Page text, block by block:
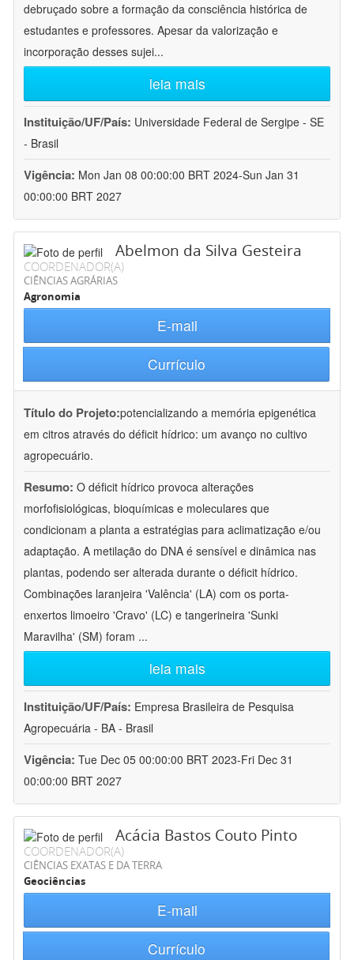
debruçado sobre a formação da consciência histórica de
estudantes e professores. Apesar da valorização e
incorporação desses sujei...
leia mais
Instituição/UF/País: Universidade Federal de Sergipe - SE
- Brasil
Vigência: Mon Jan 08 00:00:00 BRT 2024-Sun Jan 31
00:00:00 BRT 2027
Abelmon da Silva Gesteira
COORDENADOR(A)
CIÊNCIAS AGRÁRIAS
Agronomia
E-mail
Currículo
Título do Projeto:potencializando a memória epigenética
em citros através do déficit hídrico: um avanço no cultivo
agropecuário.
Resumo: O déficit hídrico provoca alterações
morfofisiológicas, bioquímicas e moleculares que
condicionam a planta a estratégias para aclimatização e/ou
adaptação. A metilação do DNA é sensível e dinâmica nas
plantas, podendo ser alterada durante o déficit hídrico.
Combinações laranjeira 'Valência' (LA) com os porta-
enxertos limoeiro 'Cravo' (LC) e tangerineira 'Sunki
Maravilha' (SM) foram ...
leia mais
Instituição/UF/País: Empresa Brasileira de Pesquisa
Agropecuária - BA - Brasil
Vigência: Tue Dec 05 00:00:00 BRT 2023-Fri Dec 31
00:00:00 BRT 2027
Acácia Bastos Couto Pinto
COORDENADOR(A)
CIÊNCIAS EXATAS E DA TERRA
Geociências
E-mail
Currículo